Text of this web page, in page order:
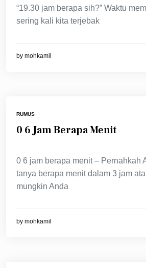
“19.30 jam berapa sih?” Waktu
sering kali kita terjebak
by mohkamil
RUMUS
0 6 Jam Berapa Menit
0 6 jam berapa menit – Pernahkah
tanya berapa menit dalam 3 jam
mungkin Anda
by mohkamil